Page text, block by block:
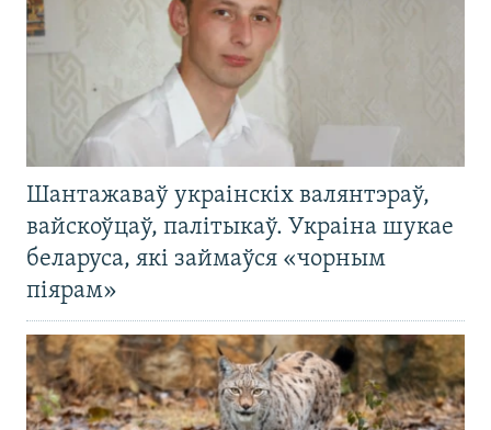
Шантажаваў украінскіх валянтэраў,
вайскоўцаў, палітыкаў. Украіна шукае
беларуса, які займаўся «чорным
піярам»